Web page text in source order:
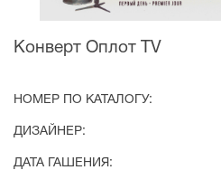
Конверт Оплот TV
НОМЕР ПО КАТАЛОГУ:
ДИЗАЙНЕР:
ДАТА ГАШЕНИЯ: